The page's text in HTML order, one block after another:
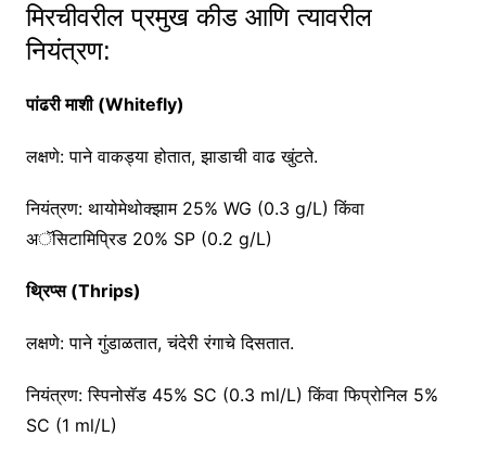
मिरचीवरील प्रमुख कीड आणि त्यावरील
नियंत्रण:
पांढरी माशी (Whitefly)
लक्षणे: पाने वाकड्या होतात, झाडाची वाढ खुंटते.
नियंत्रण: थायोमेथोक्झाम 25% WG (0.3 g/L) किंवा
अॅसिटामिप्रिड 20% SP (0.2 g/L)
थ्रिप्स (Thrips)
लक्षणे: पाने गुंडाळतात, चंदेरी रंगाचे दिसतात.
नियंत्रण: स्पिनोसॅड 45% SC (0.3 ml/L) किंवा फिप्रोनिल 5%
SC (1 ml/L)